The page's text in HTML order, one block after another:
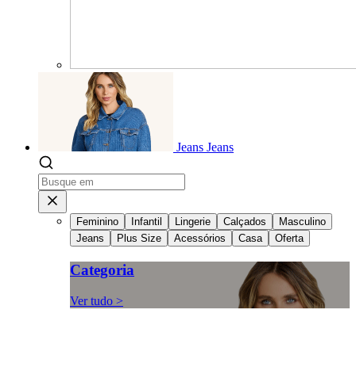
Jeans Jeans
Feminino Infantil Lingerie Calçados
Masculino
Jeans
Plus Size Acessórios Casa Oferta
Categoria
Ver tudo >